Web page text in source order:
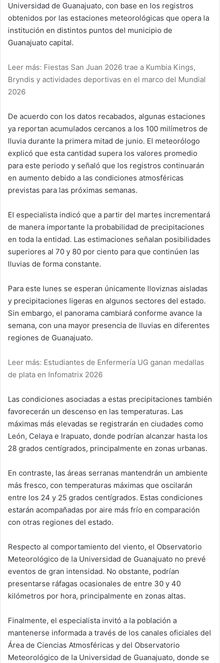
Universidad de Guanajuato, con base en los registros
obtenidos por las estaciones meteorológicas que opera la
institución en distintos puntos del municipio de
Guanajuato capital.
Leer más: Fiestas San Juan 2026 trae a Kumbia Kings,
Bryndis y actividades deportivas en el marco del Mundial
2026
De acuerdo con los datos recabados, algunas estaciones
ya reportan acumulados cercanos a los 100 milímetros de
lluvia durante la primera mitad de junio. El meteorólogo
explicó que esta cantidad supera los valores promedio
para este periodo y señaló que los registros continuarán
en aumento debido a las condiciones atmosféricas
previstas para las próximas semanas.
El especialista indicó que a partir del martes incrementará
de manera importante la probabilidad de precipitaciones
en toda la entidad. Las estimaciones señalan posibilidades
superiores al 70 y 80 por ciento para que continúen las
lluvias de forma constante.
Para este lunes se esperan únicamente lloviznas aisladas
y precipitaciones ligeras en algunos sectores del estado.
Sin embargo, el panorama cambiará conforme avance la
semana, con una mayor presencia de lluvias en diferentes
regiones de Guanajuato.
Leer más: Estudiantes de Enfermería UG ganan medallas
de plata en Infomatrix 2026
Las condiciones asociadas a estas precipitaciones también
favorecerán un descenso en las temperaturas. Las
máximas más elevadas se registrarán en ciudades como
León, Celaya e Irapuato, donde podrían alcanzar hasta los
28 grados centígrados, principalmente en zonas urbanas.
En contraste, las áreas serranas mantendrán un ambiente
más fresco, con temperaturas máximas que oscilarán
entre los 24 y 25 grados centígrados. Estas condiciones
estarán acompañadas por aire más frío en comparación
con otras regiones del estado.
Respecto al comportamiento del viento, el Observatorio
Meteorológico de la Universidad de Guanajuato no prevé
eventos de gran intensidad. No obstante, podrían
presentarse ráfagas ocasionales de entre 30 y 40
kilómetros por hora, principalmente en zonas altas.
Finalmente, el especialista invitó a la población a
mantenerse informada a través de los canales oficiales del
Área de Ciencias Atmosféricas y del Observatorio
Meteorológico de la Universidad de Guanajuato, donde se